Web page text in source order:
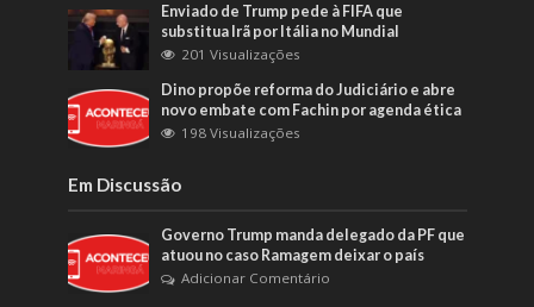
Enviado de Trump pede à FIFA que
substitua Irã por Itália no Mundial
201 Visualizações
Dino propõe reforma do Judiciário e abre
novo embate com Fachin por agenda ética
198 Visualizações
Em Discussão
Governo Trump manda delegado da PF que
atuou no caso Ramagem deixar o país
Adicionar Comentário